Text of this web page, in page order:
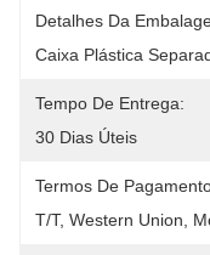
Detalhes Da
Caixa Plástica
Tempo De Entrega:
30 Dias Úteis
Termos De
T/T, Western Union,